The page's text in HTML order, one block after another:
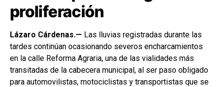
proliferación
Lázaro Cárdenas.— Las lluvias registradas durante las
tardes continúan ocasionando severos encharcamientos
en la calle Reforma Agraria, una de las vialidades más
transitadas de la cabecera municipal, al ser paso obligado
para automovilistas, motociclistas y transportistas que se